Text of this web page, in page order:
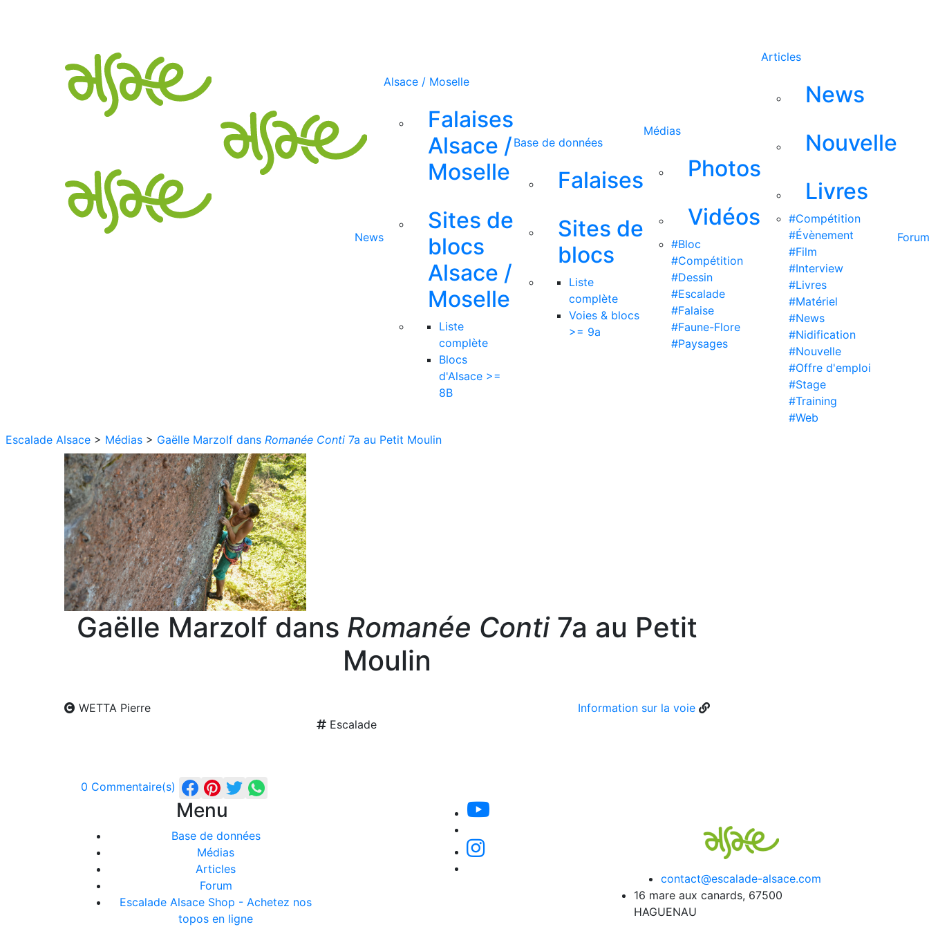
News
Alsace / Moselle
Falaises
Alsace /
Moselle
Sites de
blocs
Alsace /
Moselle
Liste
complète
Blocs
d'Alsace >=
8B
Base de données
Falaises
Sites de
blocs
Liste
complète
Voies & blocs
>= 9a
Médias
Photos
Vidéos
#Bloc
#Compétition
#Dessin
#Escalade
#Falaise
#Faune-Flore
#Paysages
Articles
News
Nouvelle
Livres
#Compétition
#Évènement
#Film
#Interview
#Livres
#Matériel
#News
#Nidification
#Nouvelle
#Offre d'emploi
#Stage
#Training
#Web
Forum
Escalade Alsace > Médias > Gaëlle Marzolf dans Romanée Conti 7a au Petit Moulin
Gaëlle Marzolf dans Romanée Conti7a au Petit
Moulin
WETTA Pierre
Information sur la voie
Escalade
0 Commentaire(s)
Menu
Base de données
Médias
Articles
Forum
Escalade Alsace Shop - Achetez nos
topos en ligne
contact@escalade-alsace.com
16 mare aux canards, 67500
HAGUENAU